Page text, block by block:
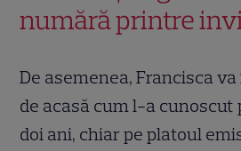
numără printre
De asemenea, Francisca
de acasă cum l-a cunoscut
doi ani, chiar pe platoul